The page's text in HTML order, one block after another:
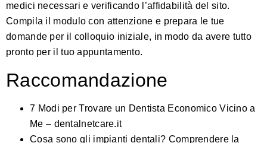
medici necessari e verificando l’affidabilità del sito.
Compila il modulo con attenzione e prepara le tue
domande per il colloquio iniziale, in modo da avere tutto
pronto per il tuo appuntamento.
Raccomandazione
7 Modi per Trovare un Dentista Economico Vicino a
Me – dentalnetcare.it
Cosa sono gli impianti dentali? Comprendere la